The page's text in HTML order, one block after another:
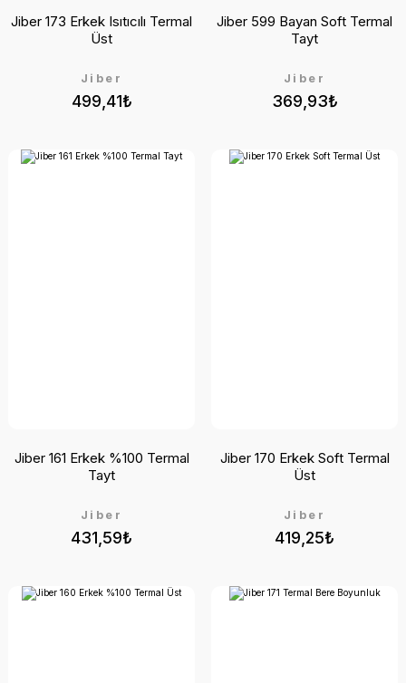
499,41₺
Jiber
Jiber 173 Erkek Isıtıcılı Termal
Üst
369,93₺
Jiber
Jiber 599 Bayan Soft Termal
Tayt
431,59₺
Jiber
Jiber 161 Erkek %100 Termal
Tayt
419,25₺
Jiber
Jiber 170 Erkek Soft Termal
Üst